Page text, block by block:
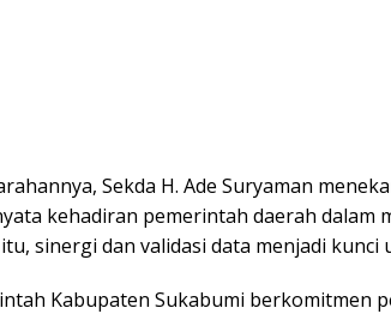
Sekda H. Ade Suryaman
kehadiran pemerintah daerah dalam
sinergi dan validasi data menjadi kunci
Kabupaten Sukabumi berkomitmen